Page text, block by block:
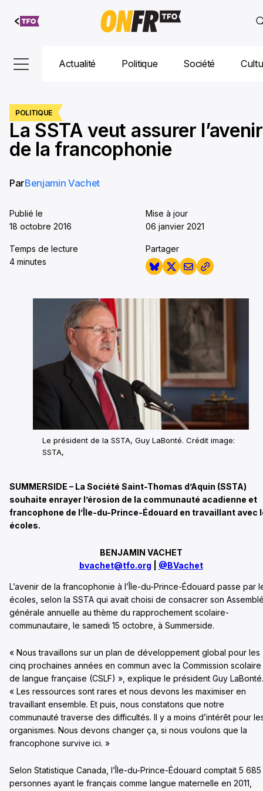
Aller au
contenu
Actualité Politique Société
POLITIQUE
La SSTA veut assurer l’avenir
de la francophonie
ParBenjamin Vachet
Publié le
18 octobre 2016
Mise à jour
06 janvier 2021
Temps de lecture
4 minutes
Partager
Le président de la SSTA, Guy LaBonté. Crédit image:
SSTA,
SUMMERSIDE – La Société Saint-Thomas d’Aquin (SSTA)
souhaite enrayer l’érosion de la communauté acadienne et
francophone de l’Île-du-Prince-Édouard en travaillant avec
écoles.
BENJAMIN VACHET
bvachet@tfo.org
@BVachet
L’avenir de la francophonie à l’Île-du-Prince-Édouard passe par
écoles, selon la SSTA qui avait choisi de consacrer son
générale annuelle au thème du rapprochement scolaire-
communautaire, le samedi 15 octobre, à Summerside.
« Nous travaillons sur un plan de développement global pour les
cinq prochaines années en commun avec la Commission scolaire
de langue française (CSLF) », explique le président Guy LaBonté.
« Les ressources sont rares et nous devons les maximiser en
travaillant ensemble. Et puis, nous constatons que notre
communauté traverse des difficultés. Il y a moins d’intérêt pour
organismes. Nous devons changer ça, si nous voulons que la
francophone survive ici. »
Selon Statistique Canada, l’Île-du-Prince-Édouard comptait 5 685
personnes ayant le français comme langue maternelle en 2011,